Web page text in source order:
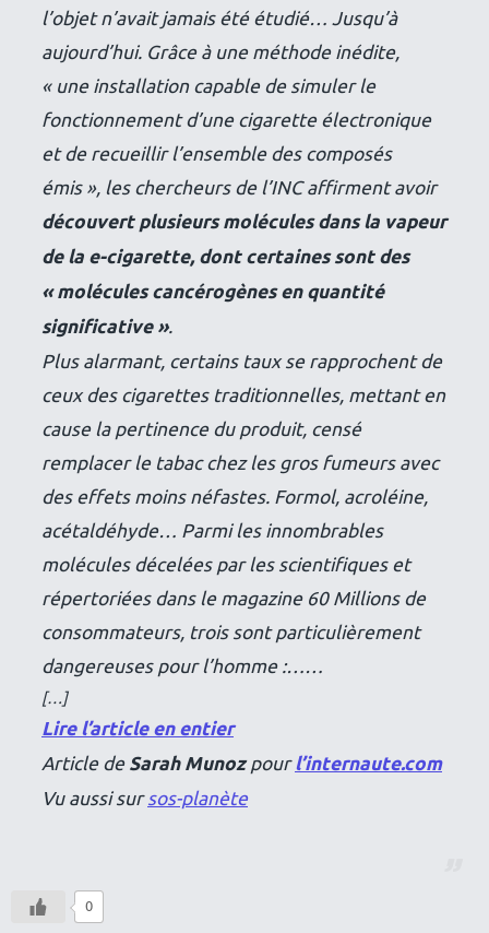
l’objet n’avait jamais été étudié… Jusqu’à
aujourd’hui. Grâce à une méthode inédite,
« une installation capable de simuler le
fonctionnement d’une cigarette électronique
et de recueillir l’ensemble des composés
émis », les chercheurs de l’INC affirment avoir
découvert plusieurs molécules dans la vapeur
de la e-cigarette, dont certaines sont des
« molécules cancérogènes en quantité
significative ».
Plus alarmant, certains taux se rapprochent de
ceux des cigarettes traditionnelles, mettant en
cause la pertinence du produit, censé
remplacer le tabac chez les gros fumeurs avec
des effets moins néfastes. Formol, acroléine,
acétaldéhyde… Parmi les innombrables
molécules décelées par les scientifiques et
répertoriées dans le magazine 60 Millions de
consommateurs, trois sont particulièrement
dangereuses pour l’homme :……
[…]
Lire l’article en entier
Article deSarah Munozpourl’internaute.com
Vu aussi sursos-planète
0